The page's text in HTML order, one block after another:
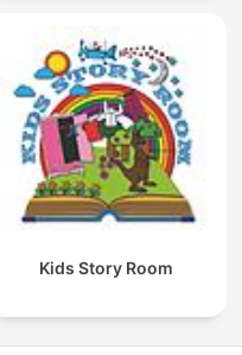
Kids Story Room